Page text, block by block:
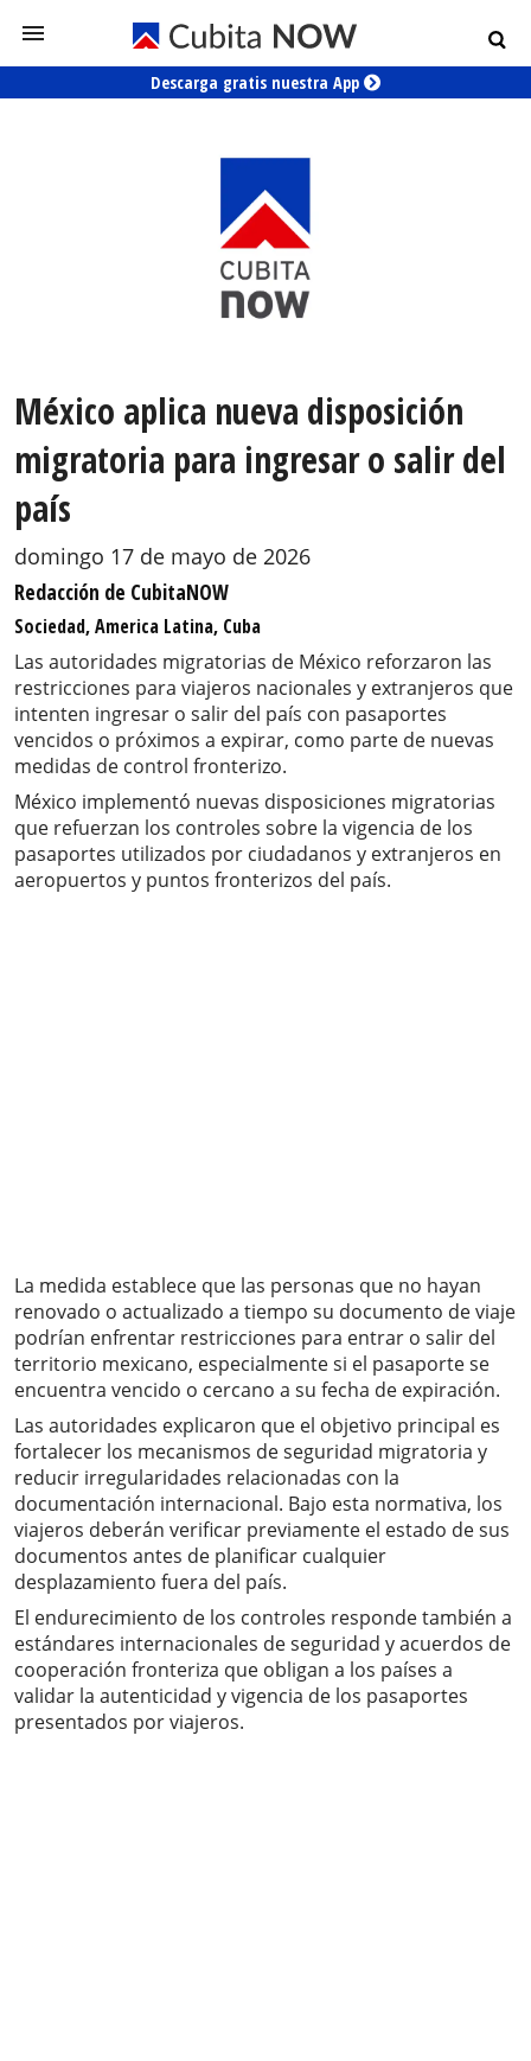
Descarga gratis nuestra App
México aplica nueva disposición
migratoria para ingresar o salir del
país
domingo 17 de mayo de 2026
Redacción de CubitaNOW
Sociedad, America Latina, Cuba
Las autoridades migratorias de México reforzaron las
restricciones para viajeros nacionales y extranjeros que
intenten ingresar o salir del país con pasaportes
vencidos o próximos a expirar, como parte de nuevas
medidas de control fronterizo.
México implementó nuevas disposiciones migratorias
que refuerzan los controles sobre la vigencia de los
pasaportes utilizados por ciudadanos y extranjeros en
aeropuertos y puntos fronterizos del país.
La medida establece que las personas que no hayan
renovado o actualizado a tiempo su documento de viaje
podrían enfrentar restricciones para entrar o salir del
territorio mexicano, especialmente si el pasaporte se
encuentra vencido o cercano a su fecha de expiración.
Las autoridades explicaron que el objetivo principal es
fortalecer los mecanismos de seguridad migratoria y
reducir irregularidades relacionadas con la
documentación internacional. Bajo esta normativa, los
viajeros deberán verificar previamente el estado de sus
documentos antes de planificar cualquier
desplazamiento fuera del país.
El endurecimiento de los controles responde también a
estándares internacionales de seguridad y acuerdos de
cooperación fronteriza que obligan a los países a
validar la autenticidad y vigencia de los pasaportes
presentados por viajeros.